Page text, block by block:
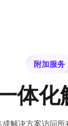
附加服务
体化
解决方案访问所